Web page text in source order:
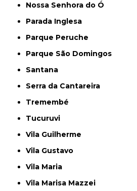
Nossa Senhora do Ó
Parada Inglesa
Parque Peruche
Parque São Domingos
Santana
Serra da Cantareira
Tremembé
Tucuruvi
Vila Guilherme
Vila Gustavo
Vila Maria
Vila Marisa Mazzei